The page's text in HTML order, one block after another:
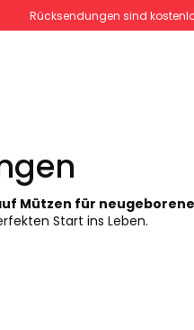
Rücksendungen sind
Mützen für
Start ins Leben.